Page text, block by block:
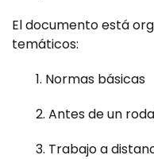
El documento está
temáticos:
1. Normas básicas
2. Antes de un
3. Trabajo a